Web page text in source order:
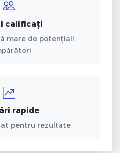
calificați
mare de potențiali
rapide
pentru rezultate